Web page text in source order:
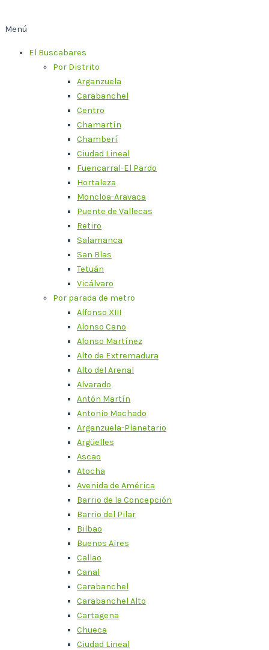
Menú
El Buscabares
Por Distrito
Arganzuela
Carabanchel
Centro
Chamartín
Chamberí
Ciudad Lineal
Fuencarral-El Pardo
Hortaleza
Moncloa-Aravaca
Puente de Vallecas
Retiro
Salamanca
San Blas
Tetuán
Vicálvaro
Por parada de metro
Alfonso XIII
Alonso Cano
Alonso Martínez
Alto de Extremadura
Alto del Arenal
Alvarado
Antón Martín
Antonio Machado
Arganzuela-Planetario
Argüelles
Ascao
Atocha
Avenida de América
Barrio de la Concepción
Barrio del Pilar
Bilbao
Buenos Aires
Callao
Canal
Carabanchel
Carabanchel Alto
Cartagena
Chueca
Ciudad Lineal